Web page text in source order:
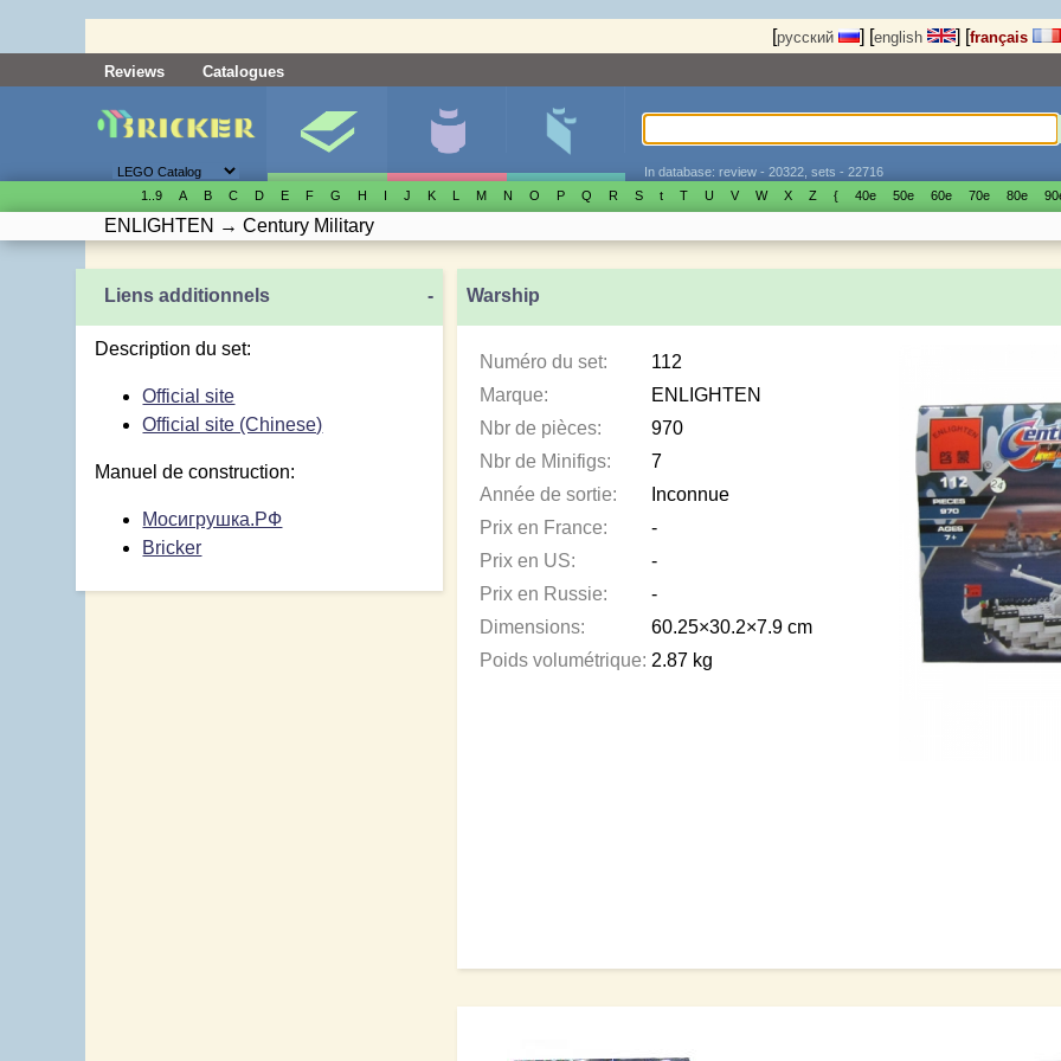
[русский ] [english ] [français
Reviews
Catalogues
In database: review - 20322, sets - 22716
1..9
A B C D E F G H I J K L M N O P Q R S t T U V W X Z { 40е 50е 60е 70е 80е
ENLIGHTEN → Century Military
Warship
Numéro du set:
112
Marque:
ENLIGHTEN
Nbr de pièces:
970
Nbr de Minifigs:
7
Année de sortie:
Inconnue
Prix en France:
-
Prix en US:
-
Prix en Russie:
-
Dimensions:
60.25×30.2×7.9 cm
Poids volumétrique: 2.87 kg
Liens additionnels -
Description du set:
Official site
Official site (Chinese)
Manuel de construction:
Мосигрушка.РФ
Bricker